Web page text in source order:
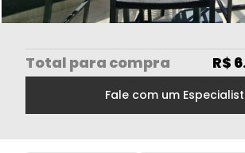
Total para compra R$
Fale com um